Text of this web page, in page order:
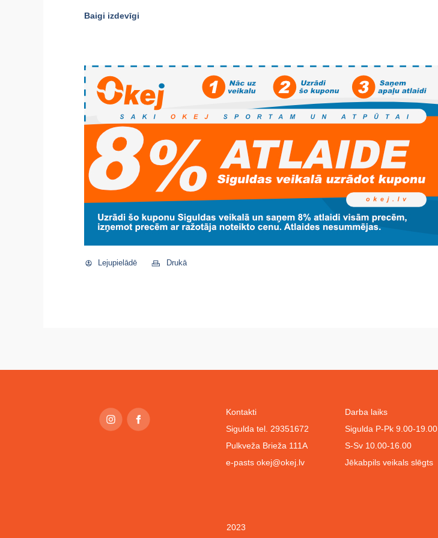
Baigi izdevīgi
Lejupielādē Drukā
Kontakti
Sigulda tel. 29351672
Pulkveža Brieža 111A
e-pasts okej@okej.lv
Darba laiks
Sigulda P-Pk 9.00-19.00
S-Sv 10.00-16.00
Jēkabpils veikals slēgts
2023